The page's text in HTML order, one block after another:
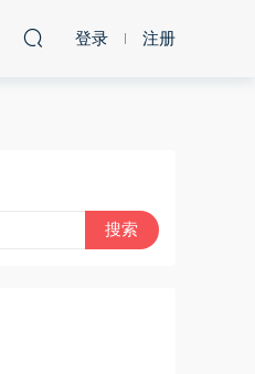
登录 注册